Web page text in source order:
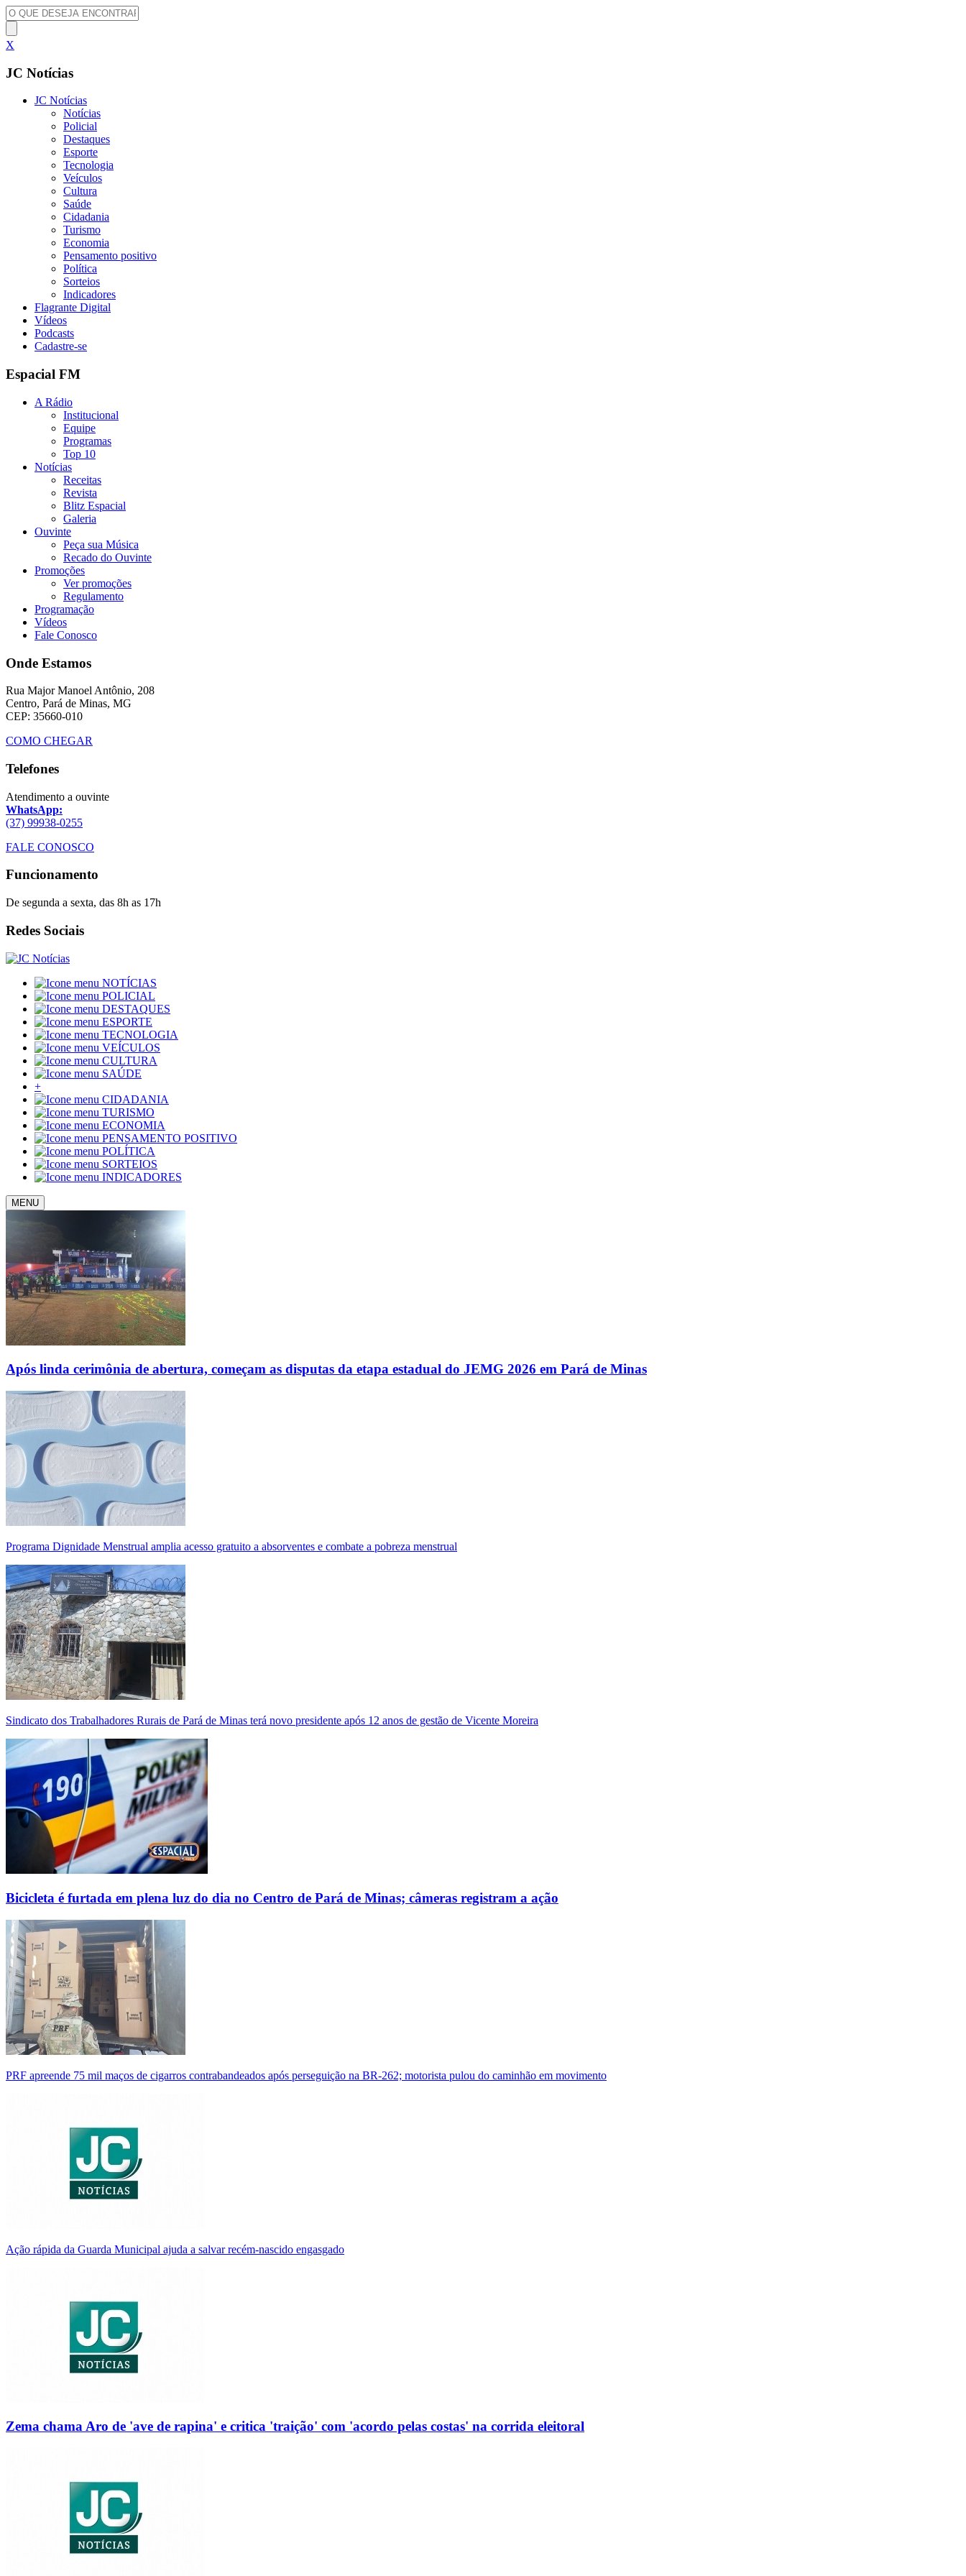
X
JC Notícias
JC Notícias
Notícias
Policial
Destaques
Esporte
Tecnologia
Veículos
Cultura
Saúde
Cidadania
Turismo
Economia
Pensamento positivo
Política
Sorteios
Indicadores
Flagrante Digital
Vídeos
Podcasts
Cadastre-se
Espacial FM
A Rádio
Institucional
Equipe
Programas
Top 10
Notícias
Receitas
Revista
Blitz Espacial
Galeria
Ouvinte
Peça sua Música
Recado do Ouvinte
Promoções
Ver promoções
Regulamento
Programação
Vídeos
Fale Conosco
Onde Estamos
Rua Major Manoel Antônio, 208
Centro, Pará de Minas, MG
CEP: 35660-010
COMO CHEGAR
Telefones
Atendimento a ouvinte
WhatsApp:
(37) 99938-0255
FALE CONOSCO
Funcionamento
De segunda a sexta, das 8h as 17h
Redes Sociais
NOTÍCIAS
POLICIAL
DESTAQUES
ESPORTE
TECNOLOGIA
VEÍCULOS
CULTURA
SAÚDE
+
CIDADANIA
TURISMO
ECONOMIA
PENSAMENTO POSITIVO
POLÍTICA
SORTEIOS
INDICADORES
MENU
Após linda cerimônia de abertura, começam as disputas da etapa estadual do JEMG 2026 em Pará de Minas
Programa Dignidade Menstrual amplia acesso gratuito a absorventes e combate a pobreza menstrual
Sindicato dos Trabalhadores Rurais de Pará de Minas terá novo presidente após 12 anos de gestão de Vicente Moreira
Bicicleta é furtada em plena luz do dia no Centro de Pará de Minas; câmeras registram a ação
PRF apreende 75 mil maços de cigarros contrabandeados após perseguição na BR-262; motorista pulou do caminhão em movimento
Ação rápida da Guarda Municipal ajuda a salvar recém-nascido engasgado
Zema chama Aro de 'ave de rapina' e critica 'traição' com 'acordo pelas costas' na corrida eleitoral